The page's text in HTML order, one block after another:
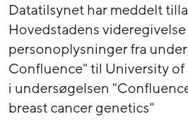
Datatilsynet har meddelt
Hovedstadens videregivelse
personoplysninger fra
Confluence" til University
i undersøgelsen
breast cancer genetics"